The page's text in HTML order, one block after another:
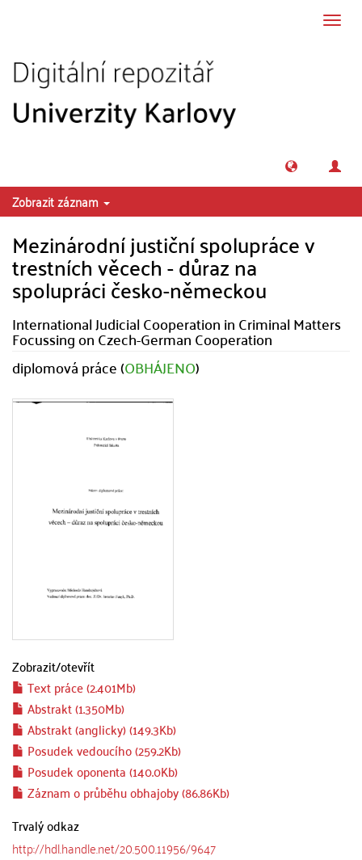
Zobrazit záznam
Mezinárodní justiční spolupráce v
trestních věcech - důraz na
spolupráci česko-německou
International Judicial Cooperation in Criminal Matters
Focussing on Czech-German Cooperation
diplomová práce (OBHÁJENO)
Zobrazit/otevřít
Text práce (2.401Mb)
Abstrakt (1.350Mb)
Abstrakt (anglicky) (149.3Kb)
Posudek vedoucího (259.2Kb)
Posudek oponenta (140.0Kb)
Záznam o průběhu obhajoby (86.86Kb)
Trvalý odkaz
http://hdl.handle.net/20.500.11956/9647